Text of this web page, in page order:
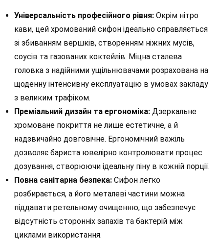
Універсальність професійного рівня: Окрім нітро
кави, цей хромований сифон ідеально справляється
зі збиванням вершків, створенням ніжних мусів,
соусів та газованих коктейлів. Міцна сталева
головка з надійними ущільнювачами розрахована на
щоденну інтенсивну експлуатацію в умовах закладу
з великим трафіком.
Преміальний дизайн та ергономіка: Дзеркальне
хромоване покриття не лише естетичне, а й
надзвичайно довговічне. Ергономічний важіль
дозволяє бариста ювелірно контролювати процес
дозування, створюючи ідеальну піну в кожній порції.
Повна санітарна безпека: Сифон легко
розбирається, а його металеві частини можна
піддавати ретельному очищенню, що забезпечує
відсутність сторонніх запахів та бактерій між
циклами використання.